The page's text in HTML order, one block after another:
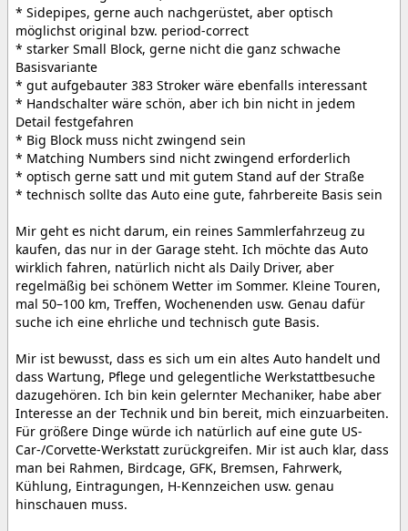
* Sidepipes, gerne auch nachgerüstet, aber optisch
möglichst original bzw. period-correct
* starker Small Block, gerne nicht die ganz schwache
Basisvariante
* gut aufgebauter 383 Stroker wäre ebenfalls interessant
* Handschalter wäre schön, aber ich bin nicht in jedem
Detail festgefahren
* Big Block muss nicht zwingend sein
* Matching Numbers sind nicht zwingend erforderlich
* optisch gerne satt und mit gutem Stand auf der Straße
* technisch sollte das Auto eine gute, fahrbereite Basis sein
Mir geht es nicht darum, ein reines Sammlerfahrzeug zu
kaufen, das nur in der Garage steht. Ich möchte das Auto
wirklich fahren, natürlich nicht als Daily Driver, aber
regelmäßig bei schönem Wetter im Sommer. Kleine Touren,
mal 50–100 km, Treffen, Wochenenden usw. Genau dafür
suche ich eine ehrliche und technisch gute Basis.
Mir ist bewusst, dass es sich um ein altes Auto handelt und
dass Wartung, Pflege und gelegentliche Werkstattbesuche
dazugehören. Ich bin kein gelernter Mechaniker, habe aber
Interesse an der Technik und bin bereit, mich einzuarbeiten.
Für größere Dinge würde ich natürlich auf eine gute US-
Car-/Corvette-Werkstatt zurückgreifen. Mir ist auch klar, dass
man bei Rahmen, Birdcage, GFK, Bremsen, Fahrwerk,
Kühlung, Eintragungen, H-Kennzeichen usw. genau
hinschauen muss.